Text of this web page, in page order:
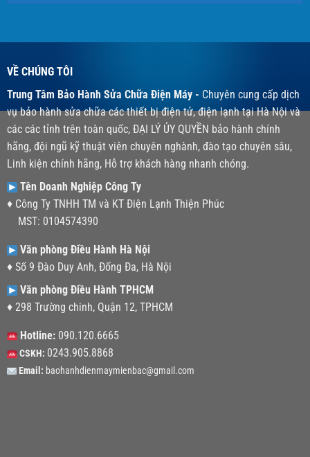
VỀ CHÚNG TÔI
Trung Tâm Bảo Hành Sửa Chữa Điện Máy - Chuyên cung cấp dịch
vụ bảo hành sửa chữa các thiết bị điện tử, điện lạnh tại Hà Nội và
các các tỉnh trên toàn quốc, ĐẠI LÝ ỦY QUYỀN bảo hành chính
hãng, đội ngũ kỹ thuật viên chuyên nghành, đào tạo chuyên sâu,
Linh kiện chính hãng, Hỗ trợ khách hàng nhanh chóng.
Tên Doanh Nghiệp Công Ty
♦ Công Ty TNHH TM và KT Điện Lạnh Thiện Phúc
MST: 0104574390
Văn phòng Điều Hành Hà Nội
♦ Số 9 Đào Duy Anh, Đống Đa, Hà Nội
Văn phòng Điều Hành TPHCM
♦ 298 Trường chinh, Quận 12, TPHCM
Hotline:090.120.6665
CSKH: 0243.905.8868
Email: baohanhdienmaymienbac@gmail.com